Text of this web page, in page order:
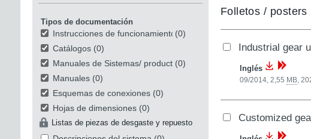
Tipos de documentación
Instrucciones de funcionamiento (0)
Catálogos (0)
Manuales de Sistemas/ productos(0)
Manuales (0)
Esquemas de conexiones (0)
Hojas de dimensiones (0)
Listas de piezas de desgaste y repuesto
Folletos / posters
Industrial gear
Inglés
09/2014, 2,55 MB,
Customized